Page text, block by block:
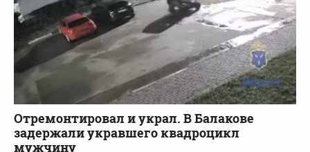
Отремонтировал и украл. В Балакове
задержали укравшего квадроцикл
мужчину